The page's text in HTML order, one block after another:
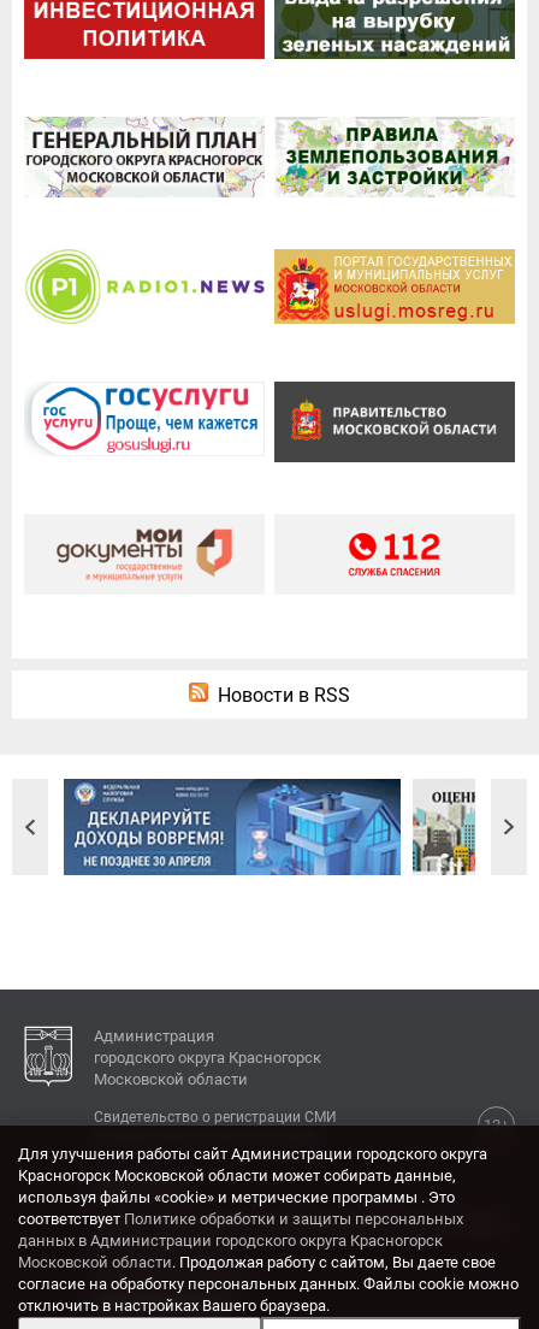
Новости в RSS
Администрация
городского округа Красногорск
Московской области
12+
Свидетельство о регистрации СМИ
КОНТАКТЫ
Адрес: 143404, Московская область, г. Красногорск,
ул. Ленина, дом 4.
Электронная почта:
krasrn@mosreg.ru
Для улучшения работы сайт Администрации городского округа
Красногорск Московской области может собирать данные,
используя файлы «cookie» и метрические программы . Это
соответствует Политике обработки и защиты персональных
данных в Администрации городского округа Красногорск
Московской области. Продолжая работу с сайтом, Вы даете свое
согласие на обработку персональных данных. Файлы cookie можно
отключить в настройках Вашего браузера.